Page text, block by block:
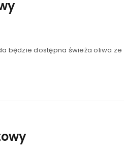
będzie dostępna świeża oliwa